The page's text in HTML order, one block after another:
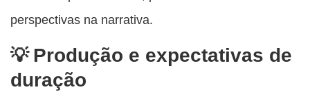
perspectivas na narrativa.
Produção e expectativas de
duração